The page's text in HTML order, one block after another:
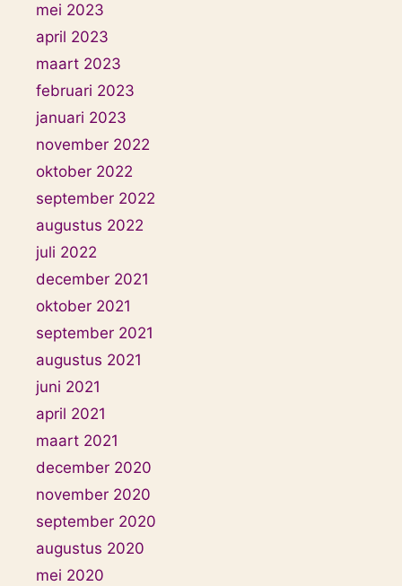
mei 2023
april 2023
maart 2023
februari 2023
januari 2023
november 2022
oktober 2022
september 2022
augustus 2022
juli 2022
december 2021
oktober 2021
september 2021
augustus 2021
juni 2021
april 2021
maart 2021
december 2020
november 2020
september 2020
augustus 2020
mei 2020